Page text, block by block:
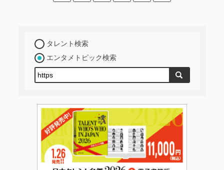
タレント検索
エンタメトピック検索